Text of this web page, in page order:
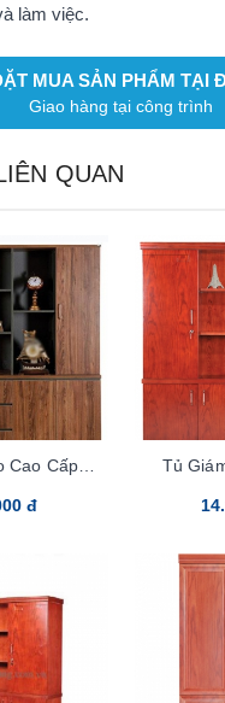
làm việc.
MUA SẢN PHẨM TẠI
Giao hàng tại công trình
QUAN
Cao Cấp
đ
Tủ